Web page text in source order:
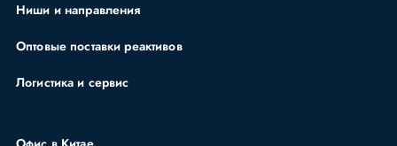
Ниши и направления
Оптовые поставки реактивов
Логистика и сервис